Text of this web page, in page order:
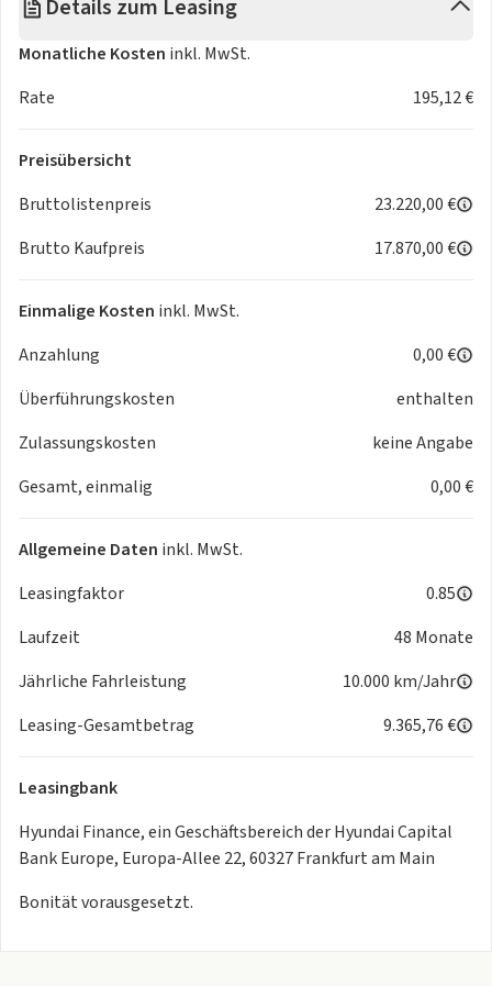
Details zum Leasing
Monatliche Kosten inkl. MwSt.
Rate
195,12 €
Preisübersicht
Bruttolistenpreis
23.220,00 €
Brutto Kaufpreis
17.870,00 €
Einmalige Kosten inkl. MwSt.
Anzahlung
0,00 €
Überführungskosten
enthalten
Zulassungskosten
keine Angabe
Gesamt, einmalig
0,00 €
Allgemeine Daten inkl. MwSt.
Leasingfaktor
0.85
Laufzeit
48 Monate
Jährliche Fahrleistung
10.000 km/Jahr
Leasing-Gesamtbetrag
9.365,76 €
Leasingbank
Hyundai Finance, ein Geschäftsbereich der Hyundai Capital
Bank Europe, Europa-Allee 22, 60327 Frankfurt am Main
Bonität vorausgesetzt.